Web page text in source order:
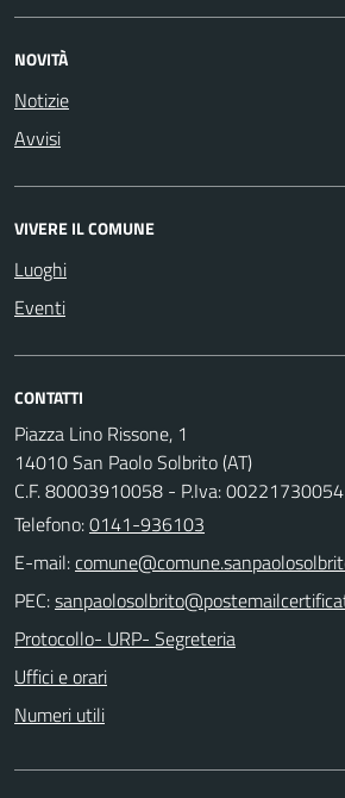
NOVITÀ
Notizie
Avvisi
VIVERE IL COMUNE
Luoghi
Eventi
CONTATTI
Piazza Lino Rissone, 1
14010 San Paolo Solbrito (AT)
C.F. 80003910058 - P.Iva: 00221730054
Telefono:0141-936103
E-mail:
PEC:
Protocollo- URP- Segreteria
Uffici e orari
Numeri utili